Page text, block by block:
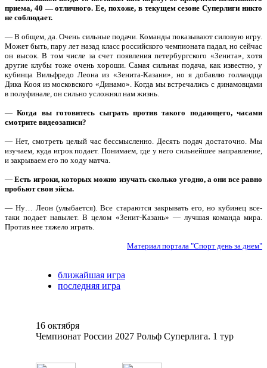
приема, 40 — отличного. Ее, похоже, в текущем сезоне Суперлиги никто
не соблюдает.
— В общем, да. Очень сильные подачи. Команды показывают силовую игру.
Может быть, пару лет назад класс российского чемпионата падал, но сейчас
он высок. В том числе за счет появления петербургского «Зенита», хотя
другие клубы тоже очень хороши. Самая сильная подача, как известно, у
кубинца Вильфредо Леона из «Зенита-Казани», но я добавлю голландца
Дика Кооя из московского «Динамо». Когда мы встречались с динамовцами
в полуфинале, он сильно усложнял нам жизнь.
—Когда вы готовитесь сыграть против такого подающего, часами
смотрите видеозаписи?
— Нет, смотреть целый час бессмысленно. Десять подач достаточно. Мы
изучаем, куда игрок подает. Понимаем, где у него сильнейшее направление,
и закрываем его по ходу матча.
—Есть игроки, которых можно изучать сколько угодно, а они все равно
пробьют свои эйсы.
— Ну… Леон (улыбается). Все стараются закрывать его, но кубинец все-
таки подает навылет. В целом «Зенит-Казань» — лучшая команда мира.
Против нее тяжело играть.
Материал портала "Спорт день за днем"
ближайшая игра
последняя игра
16 октября
Чемпионат России 2027 Рольф Суперлига. 1 тур